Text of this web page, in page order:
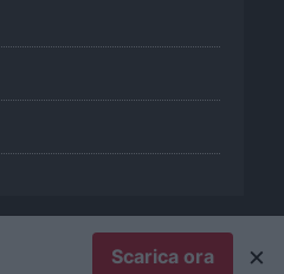
Scarica ora ×